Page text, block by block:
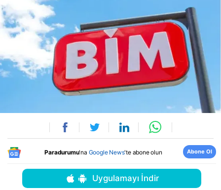
Paradurumu'na Google News'te abone olun Abone Ol
Uygulamayı İndir